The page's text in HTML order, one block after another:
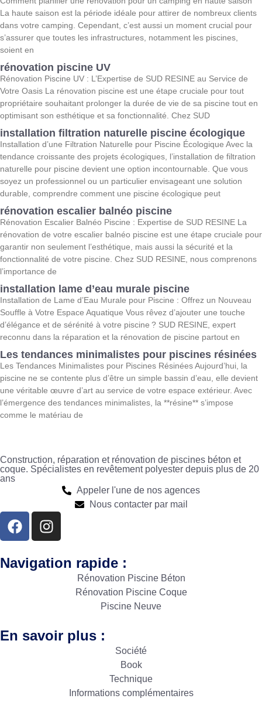
La haute saison est la période idéale pour attirer de nombreux clients
dans votre camping. Cependant, c’est aussi un moment crucial pour
s’assurer que toutes les infrastructures, notamment les piscines,
soient en
rénovation piscine UV
Rénovation Piscine UV : L’Expertise de SUD RESINE au Service de
Votre Oasis La rénovation piscine est une étape cruciale pour tout
propriétaire souhaitant prolonger la durée de vie de sa piscine tout en
optimisant son esthétique et sa fonctionnalité. Chez SUD
installation filtration naturelle piscine écologique
Installation d’une Filtration Naturelle pour Piscine Écologique Avec la
tendance croissante des projets écologiques, l’installation de filtration
naturelle pour piscine devient une option incontournable. Que vous
soyez un professionnel ou un particulier envisageant une solution
durable, comprendre comment une piscine écologique peut
rénovation escalier balnéo piscine
Rénovation Escalier Balnéo Piscine : Expertise de SUD RESINE La
rénovation de votre escalier balnéo piscine est une étape cruciale pour
garantir non seulement l’esthétique, mais aussi la sécurité et la
fonctionnalité de votre piscine. Chez SUD RESINE, nous comprenons
l’importance de
installation lame d’eau murale piscine
Installation de Lame d’Eau Murale pour Piscine : Offrez un Nouveau
Souffle à Votre Espace Aquatique Vous rêvez d’ajouter une touche
d’élégance et de sérénité à votre piscine ? SUD RESINE, expert
reconnu dans la réparation et la rénovation de piscine partout en
Les tendances minimalistes pour piscines résinées
Les Tendances Minimalistes pour Piscines Résinées Aujourd’hui, la
piscine ne se contente plus d’être un simple bassin d’eau, elle devient
une véritable œuvre d’art au service de votre espace extérieur. Avec
l’émergence des tendances minimalistes, la **résine** s’impose
comme le matériau de
Construction, réparation et rénovation de piscines béton et
coque. Spécialistes en revêtement polyester depuis plus de 20
ans
Appeler l'une de nos agences
Nous contacter par mail
Navigation rapide :
Rénovation Piscine Béton
Rénovation Piscine Coque
Piscine Neuve
En savoir plus :
Société
Book
Technique
Informations complémentaires